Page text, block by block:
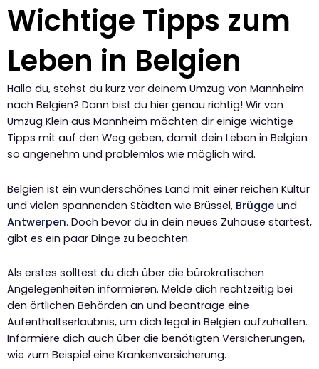
Wichtige Tipps zum
Leben in Belgien
Hallo du, stehst du kurz vor deinem Umzug von Mannheim
nach Belgien? Dann bist du hier genau richtig! Wir von
Umzug Klein aus Mannheim möchten dir einige wichtige
Tipps mit auf den Weg geben, damit dein Leben in Belgien
so angenehm und problemlos wie möglich wird.
Belgien ist ein wunderschönes Land mit einer reichen Kultur
und vielen spannenden Städten wie Brüssel, Brügge und
Antwerpen. Doch bevor du in dein neues Zuhause startest,
gibt es ein paar Dinge zu beachten.
Als erstes solltest du dich über die bürokratischen
Angelegenheiten informieren. Melde dich rechtzeitig bei
den örtlichen Behörden an und beantrage eine
Aufenthaltserlaubnis, um dich legal in Belgien aufzuhalten.
Informiere dich auch über die benötigten Versicherungen,
wie zum Beispiel eine Krankenversicherung.